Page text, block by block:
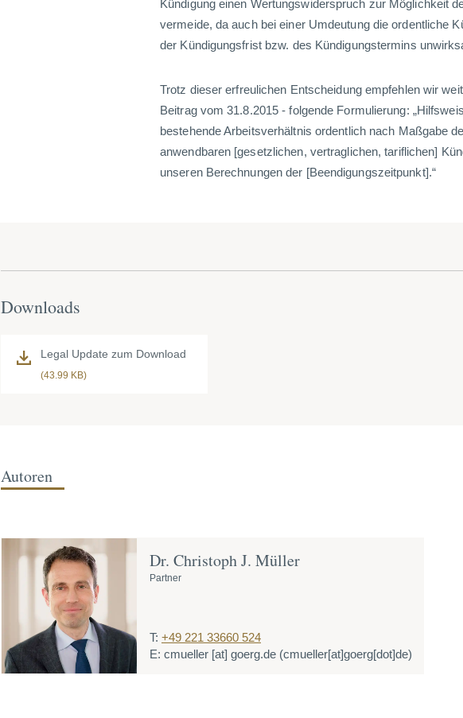
Kündigung einen Wertungswiderspruch zur Möglichkeit
vermeide, da auch bei einer Umdeutung die ordentliche
der Kündigungsfrist bzw. des Kündigungstermins
Trotz dieser erfreulichen Entscheidung empfehlen wir
Beitrag vom 31.8.2015 - folgende Formulierung:
bestehende Arbeitsverhältnis ordentlich nach Maßgabe
anwendbaren [gesetzlichen, vertraglichen, tariflichen]
unseren Berechnungen der [Beendigungszeitpunkt].“
Downloads
Legal Update zum Download
(43.99 KB)
Autoren
Dr. Christoph J. Müller
Partner
T: +49 221 33660 524
E: cmueller [at] goerg.de (cmueller[at]goerg[dot]de)